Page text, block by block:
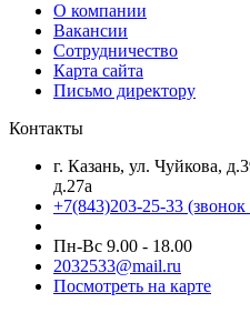
О компании
Вакансии
Сотрудничество
Карта сайта
Письмо директору
Контакты
г. Казань, ул. Чуйкова,
д.27а
+7(843)203-25-33
Пн-Вс 9.00 - 18.00
2032533@mail.ru
Посмотреть на карте